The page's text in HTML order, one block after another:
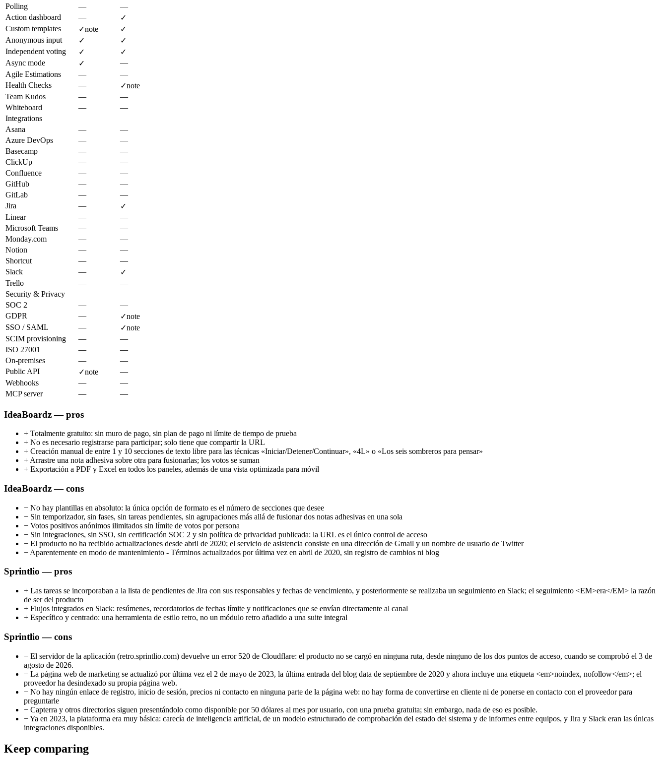
Polling
—
—
Action dashboard
—
✓
Custom templates
✓note
✓
Anonymous input
✓
✓
Independent voting
✓
✓
Async mode
✓
—
Agile Estimations
—
—
Health Checks
— ✓note
Team Kudos
—
—
Whiteboard
—
—
Integrations
Asana
—
—
Azure DevOps
—
—
Basecamp
—
—
ClickUp
—
—
Confluence
—
—
GitHub
—
—
GitLab
—
—
Jira
—
✓
Linear
—
—
Microsoft Teams
—
—
Monday.com
—
—
Notion
—
—
Shortcut
—
—
Slack
—
✓
Trello
—
—
Security & Privacy
SOC 2
—
—
GDPR
— ✓note
SSO / SAML
— ✓note
SCIM provisioning
—
—
ISO 27001
—
—
On-premises
—
—
Public API
✓note
—
Webhooks
—
—
MCP server
— —
IdeaBoardz — pros
+ Totalmente gratuito: sin muro de pago, sin plan de pago ni límite de tiempo de prueba
+ No es necesario registrarse para participar; solo tiene que compartir la URL
+ Creación manual de entre 1 y 10 secciones de texto libre para las técnicas «Iniciar/Detener/Continuar», «4L» o «Los seis sombreros para pensar»
+ Arrastre una nota adhesiva sobre otra para fusionarlas; los votos se suman
+ Exportación a PDF y Excel en todos los paneles, además de una vista optimizada para móvil
IdeaBoardz — cons
− No hay plantillas en absoluto: la única opción de formato es el número de secciones que desee
− Sin temporizador, sin fases, sin tareas pendientes, sin agrupaciones más allá de fusionar dos notas adhesivas en una sola
− Votos positivos anónimos ilimitados sin límite de votos por persona
− Sin integraciones, sin SSO, sin certificación SOC 2 y sin política de privacidad publicada: la URL es el único control de acceso
− El producto no ha recibido actualizaciones desde abril de 2020; el servicio de asistencia consiste en una dirección de Gmail y un nombre de usuario de Twitter
− Aparentemente en modo de mantenimiento - Términos actualizados por última vez en abril de 2020, sin registro de cambios ni blog
Sprintlio — pros
+ Las tareas se incorporaban a la lista de pendientes de Jira con sus responsables y fechas de vencimiento, y posteriormente se realizaba un seguimiento en Slack; el seguimiento <EM>era</EM> la razón
de ser del producto
+ Flujos integrados en Slack: resúmenes, recordatorios de fechas límite y notificaciones que se envían directamente al canal
+ Específico y centrado: una herramienta de estilo retro, no un módulo retro añadido a una suite integral
Sprintlio — cons
− El servidor de la aplicación (retro.sprintlio.com) devuelve un error 520 de Cloudflare: el producto no se cargó en ninguna ruta, desde ninguno de los dos puntos de acceso, cuando se comprobó el 3 de
agosto de 2026.
− La página web de marketing se actualizó por última vez el 2 de mayo de 2023, la última entrada del blog data de septiembre de 2020 y ahora incluye una etiqueta <em>noindex, nofollow</em>; el
proveedor ha desindexado su propia página web.
− No hay ningún enlace de registro, inicio de sesión, precios ni contacto en ninguna parte de la página web: no hay forma de convertirse en cliente ni de ponerse en contacto con el proveedor para
preguntarle
− Capterra y otros directorios siguen presentándolo como disponible por 50 dólares al mes por usuario, con una prueba gratuita; sin embargo, nada de eso es posible.
−Ya en 2023, la plataforma era muy básica: carecía de inteligencia artificial, de un modelo estructurado de comprobación del estado del sistema y de informes entre equipos, y Jira y Slack eran las únicas
integraciones disponibles.
Keep comparing